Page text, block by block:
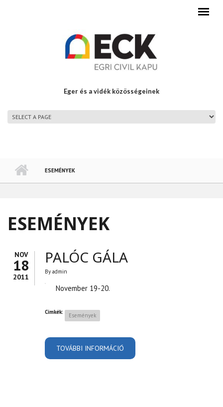
Eger és a vidék közösségeinek
ESEMÉNYEK
ESEMÉNYEK
NOV
18
2011
PALÓC GÁLA
By admin
November 19-20.
Címkék: Események
TOVÁBBI INFORMÁCIÓ